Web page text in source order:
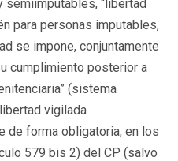
“libertad
para personas imputables,
se impone, conjuntamente
cumplimiento posterior a
(sistema
vigilada
de forma obligatoria, en los
579 bis 2) del CP (salvo